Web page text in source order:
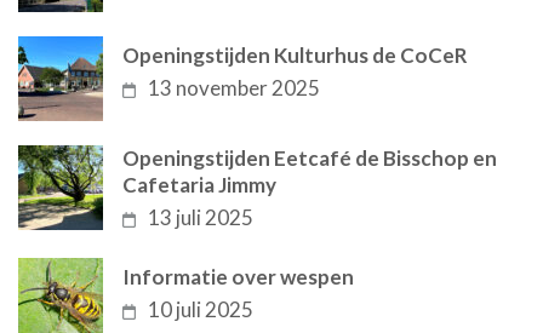
Openingstijden Kulturhus de CoCeR
13 november 2025
Openingstijden Eetcafé de Bisschop en
Cafetaria Jimmy
13 juli 2025
Informatie over wespen
10 juli 2025